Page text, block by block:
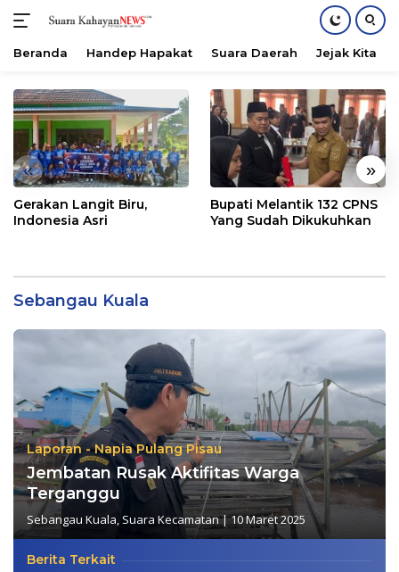
konten
Beranda Handep Hapakat Suara Daerah Jejak Kita
« »
Gerakan Langit Biru,
Indonesia Asri
Bupati Melantik 132 CPNS
Yang Sudah Dikukuhkan
Sebangau Kuala
Laporan - Napia Pulang Pisau
Jembatan Rusak Aktifitas Warga
Terganggu
Sebangau Kuala,Suara Kecamatan|10 Maret 2025
Berita Terkait